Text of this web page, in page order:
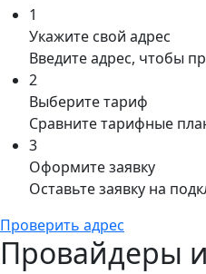
1
Укажите свой адрес
Введите адрес, чтобы
2
Выберите тариф
Сравните тарифные
3
Оформите заявку
Оставьте заявку на
Проверить адрес
Провайдеры